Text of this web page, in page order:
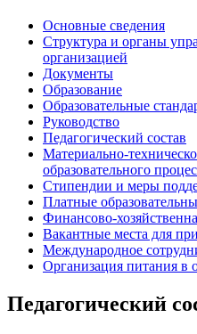
Основные сведения
Структура и органы
организацией
Документы
Образование
Образовательные
Руководство
Педагогический состав
Материально-
образовательного
Стипендии и меры
Платные
Финансово-
Вакантные места для
Международное
Организация питания в
Педагогический